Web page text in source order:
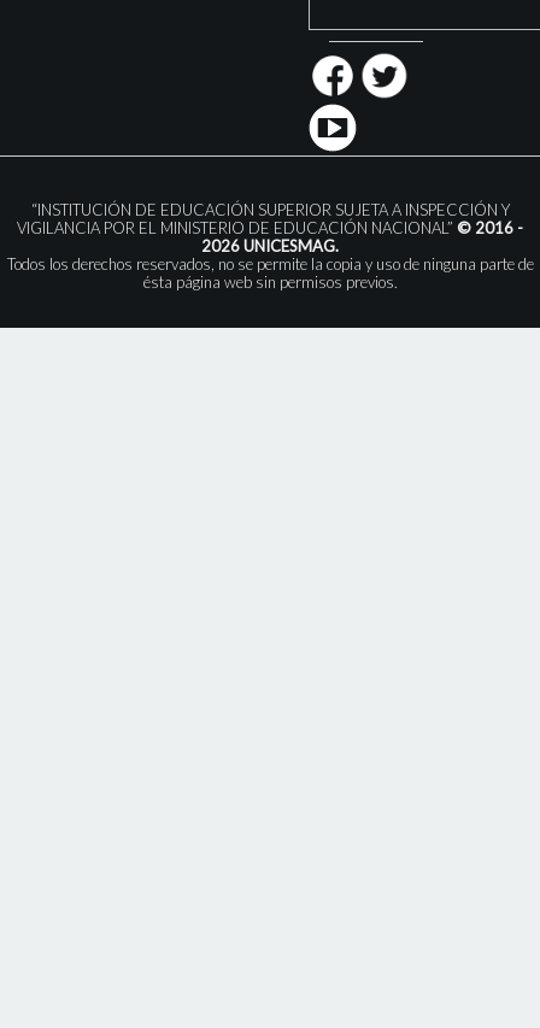
“INSTITUCIÓN DE EDUCACIÓN SUPERIOR SUJETA A INSPECCIÓN Y
VIGILANCIA POR EL MINISTERIO DE EDUCACIÓN NACIONAL” © 2016 -
2026 UNICESMAG.
Todos los derechos reservados, no se permite la copia y uso de ninguna parte de
ésta página web sin permisos previos.